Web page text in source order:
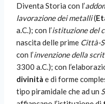
Diventa Storia con l’
lavorazione dei metalli(
a.C.); con l’istituzione del
nascita delle prime Città-
con l’invenzione della
3300 a.C.); con
divinità e di forme
tipo piramidale che ad un